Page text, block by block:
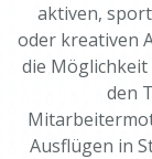
aktiven,
oder kreativen
die
den
Ausflügen in